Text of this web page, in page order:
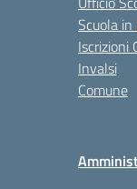
Scuola in
Iscrizioni
Invalsi
Comune